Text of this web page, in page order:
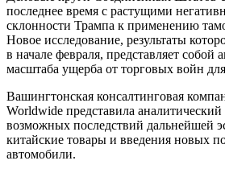
последнее время с растущими
склонности Трампа к применению
Новое исследование, результаты
в начале февраля, представляет собой
масштаба ущерба от торговых войн
Вашингтонская консалтинговая
Worldwide представила
возможных последствий дальнейшей
китайские товары и введения новых
автомобили.